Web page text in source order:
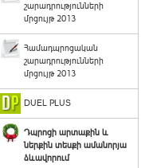
շարադրությունների
մրցույթ 2013
Համադպրոցական
շարադրությունների
մրցույթ 2013
DUEL PLUS
Դպրոցի արտաքին և
ներքին տեսքի ամանորյա
ձևավորում